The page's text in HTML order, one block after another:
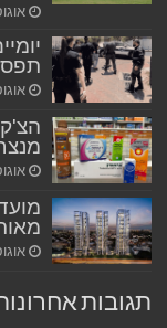
אוגוסט
אוגוסט
אוגוסט
אוגוסט
תגובות